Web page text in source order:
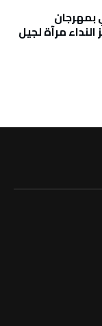
بمهرجان
مرآة لجيل